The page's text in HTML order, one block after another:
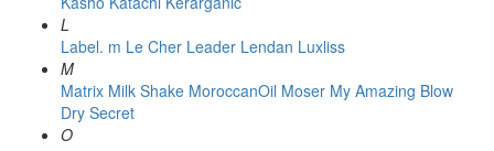
L
Label. m Le Cher Leader Lendan Luxliss
M
Matrix Milk Shake MoroccanOil Moser My Amazing Blow
Dry Secret
O